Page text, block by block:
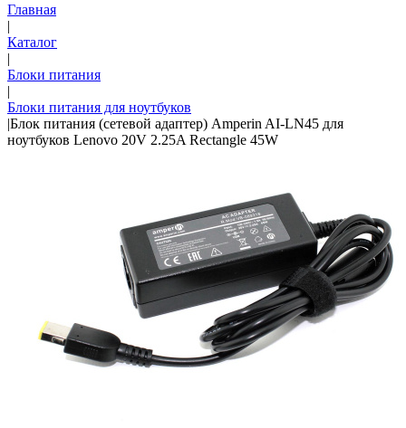
Главная
|
Каталог
|
Блоки питания
|
Блоки питания для ноутбуков
|Блок питания (сетевой адаптер) Amperin AI-LN45 для
ноутбуков Lenovo 20V 2.25A Rectangle 45W